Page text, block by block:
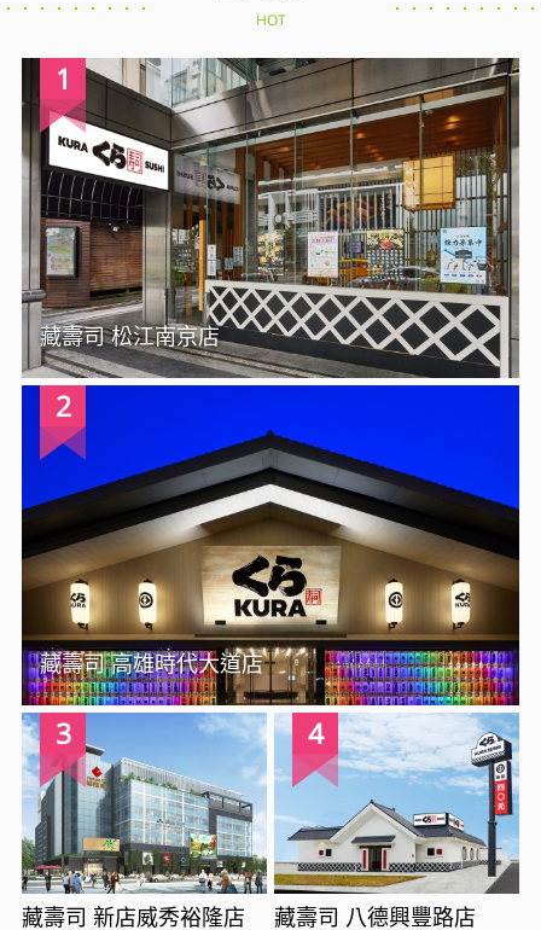
HOT
1
藏壽司 松江南京店
2
藏壽司 高雄時代大道店
3
藏壽司 新店威秀裕隆店
4
藏壽司 八德興豐路店